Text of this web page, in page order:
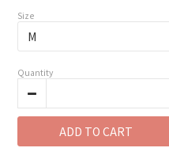
Size
Quantity
ADD TO CART